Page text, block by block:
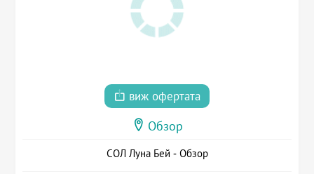
виж офертата
Обзор
СОЛ Луна Бей - Обзор